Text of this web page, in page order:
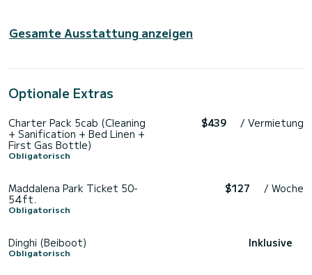
Gesamte Ausstattung anzeigen
Optionale Extras
Charter Pack 5cab (Cleaning
+ Sanification + Bed Linen +
First Gas Bottle)
Obligatorisch
$439 / Vermietung
Maddalena Park Ticket 50-
54ft.
Obligatorisch
$127 / Woche
Dinghi (Beiboot)
Obligatorisch
Inklusive